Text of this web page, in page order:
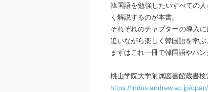
韓国語を勉強したいすべての
く解説するのが本書。
それぞれのチャプターの導入
追いながら楽しく韓国語を学ぶ
まずはこれ一冊で韓国語やハン
桃山学院大学附属図書館蔵書検
https://indus.andrew.ac.jp/